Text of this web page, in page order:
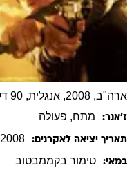
ארה"ב, 2008, אנגלית, 90 דקות
ז׳אנר: מתח, פעולה
תאריך יציאה לאקרנים: 2008
במאי: טימור בקממבטוב